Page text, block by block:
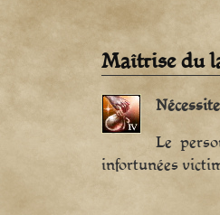
Maîtrise du
Le
infortunées